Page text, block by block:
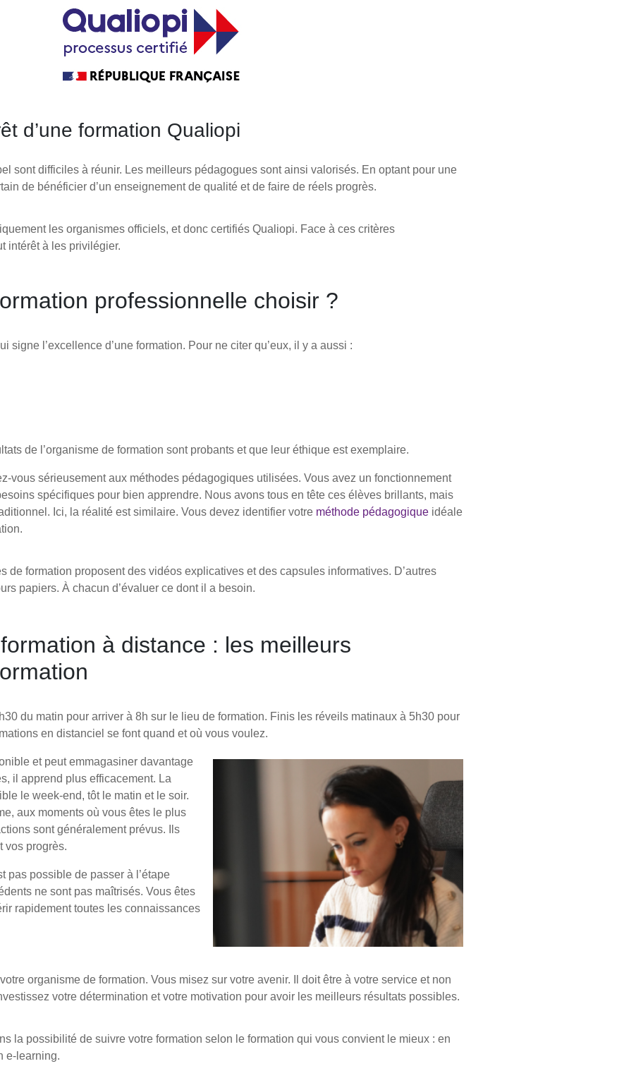
d’une formation Qualiopi
sont difficiles à réunir. Les meilleurs pédagogues sont ainsi valorisés. En optant pour une
de bénéficier d’un enseignement de qualité et de faire de réels progrès.
les organismes officiels, et donc certifiés Qualiopi. Face à ces critères
intérêt à les privilégier.
professionnelle choisir ?
signe l’excellence d’une formation. Pour ne citer qu’eux, il y a aussi :
de l’organisme de formation sont probants et que leur éthique est exemplaire.
vous sérieusement aux méthodes pédagogiques utilisées. Vous avez un fonctionnement
spécifiques pour bien apprendre. Nous avons tous en tête ces élèves brillants, mais
Ici, la réalité est similaire. Vous devez identifier votre méthode pédagogique idéale
de formation proposent des vidéos explicatives et des capsules informatives. D’autres
papiers. À chacun d’évaluer ce dont il a besoin.
à distance : les meilleurs
du matin pour arriver à 8h sur le lieu de formation. Finis les réveils matinaux à 5h30 pour
en distanciel se font quand et où vous voulez.
et peut emmagasiner davantage
il apprend plus efficacement. La
le week-end, tôt le matin et le soir.
aux moments où vous êtes le plus
sont généralement prévus. Ils
vos progrès.
pas possible de passer à l’étape
ne sont pas maîtrisés. Vous êtes
rapidement toutes les connaissances
organisme de formation. Vous misez sur votre avenir. Il doit être à votre service et non
votre détermination et votre motivation pour avoir les meilleurs résultats possibles.
la possibilité de suivre votre formation selon le formation qui vous convient le mieux : en
e-learning.